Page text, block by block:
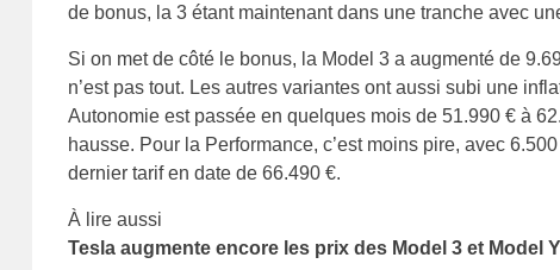
de bonus, la 3 étant maintenant dans une tranche avec
Si on met de côté le bonus, la Model 3 a augmenté de
n’est pas tout. Les autres variantes ont aussi subi une
Autonomie est passée en quelques mois de 51.990 € à
hausse. Pour la Performance, c’est moins pire, avec
dernier tarif en date de 66.490 €.
À lire aussi
Tesla augmente encore les prix des Model 3 et Model Y